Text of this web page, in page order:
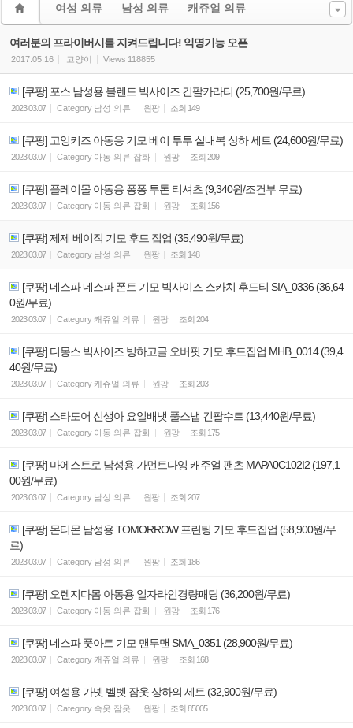
여성 의류 남성 의류 캐쥬얼 의류
여러분의 프라이버시를 지켜드립니다! 익명기능 오픈
2017.05.16 고양이 Views 118855
[쿠팡] 포스 남성용 블렌드 빅사이즈 긴팔카라티 (25,700원/무료)
2023.03.07 Category 남성 의류 원팡 조회 149
[쿠팡] 고잉키즈 아동용 기모 베이 투투 실내복 상하 세트 (24,600원/무료)
2023.03.07 Category 아동 의류 잡화 원팡 조회 209
[쿠팡] 플레이몰 아동용 퐁퐁 투톤 티셔츠 (9,340원/조건부 무료)
2023.03.07 Category 아동 의류 잡화 원팡 조회 156
[쿠팡] 제제 베이직 기모 후드 집업 (35,490원/무료)
2023.03.07 Category 남성 의류 원팡 조회 148
[쿠팡] 네스파 네스파 폰트 기모 빅사이즈 스카치 후드티 SIA_0336 (36,64
0원/무료)
2023.03.07 Category 캐쥬얼 의류 원팡 조회 204
[쿠팡] 디몽스 빅사이즈 빙하고글 오버핏 기모 후드집업 MHB_0014 (39,4
40원/무료)
2023.03.07 Category 캐쥬얼 의류 원팡 조회 203
[쿠팡] 스타도어 신생아 요일배냇 풀스냅 긴팔수트 (13,440원/무료)
2023.03.07 Category 아동 의류 잡화 원팡 조회 175
[쿠팡] 마에스트로 남성용 가먼트다잉 캐주얼 팬츠 MAPA0C102I2 (197,1
00원/무료)
2023.03.07 Category 남성 의류 원팡 조회 207
[쿠팡] 몬티몬 남성용 TOMORROW 프린팅 기모 후드집업 (58,900원/무
료)
2023.03.07 Category 남성 의류 원팡 조회 186
[쿠팡] 오렌지다몸 아동용 일자라인경량패딩 (36,200원/무료)
2023.03.07 Category 아동 의류 잡화 원팡 조회 176
[쿠팡] 네스파 풋아트 기모 맨투맨 SMA_0351 (28,900원/무료)
2023.03.07 Category 캐쥬얼 의류 원팡 조회 168
[쿠팡] 여성용 가넷 벨벳 잠옷 상하의 세트 (32,900원/무료)
2023.03.07 Category 속옷 잠옷 원팡 조회 85005